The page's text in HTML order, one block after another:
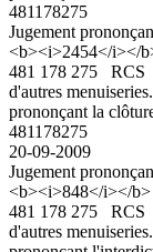
481178275
Jugement
<b><i>2454</i></
481 178 275 RCS
d'autres
prononçant la
481178275
20-09-2009
Jugement
<b><i>848</i></b>
481 178 275 RCS
d'autres